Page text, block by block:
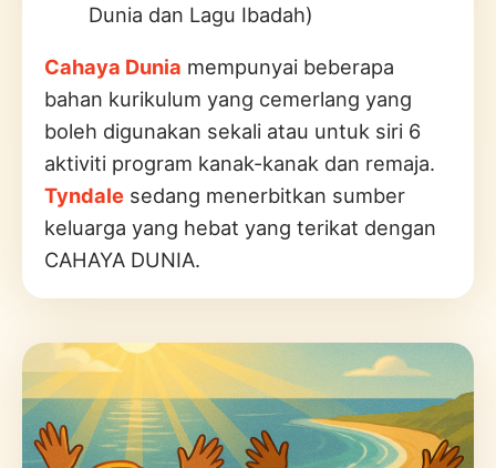
Dunia dan Lagu Ibadah)
Cahaya Dunia mempunyai beberapa
bahan kurikulum yang cemerlang yang
boleh digunakan sekali atau untuk siri 6
aktiviti program kanak-kanak dan remaja.
Tyndale sedang menerbitkan sumber
keluarga yang hebat yang terikat dengan
CAHAYA DUNIA.